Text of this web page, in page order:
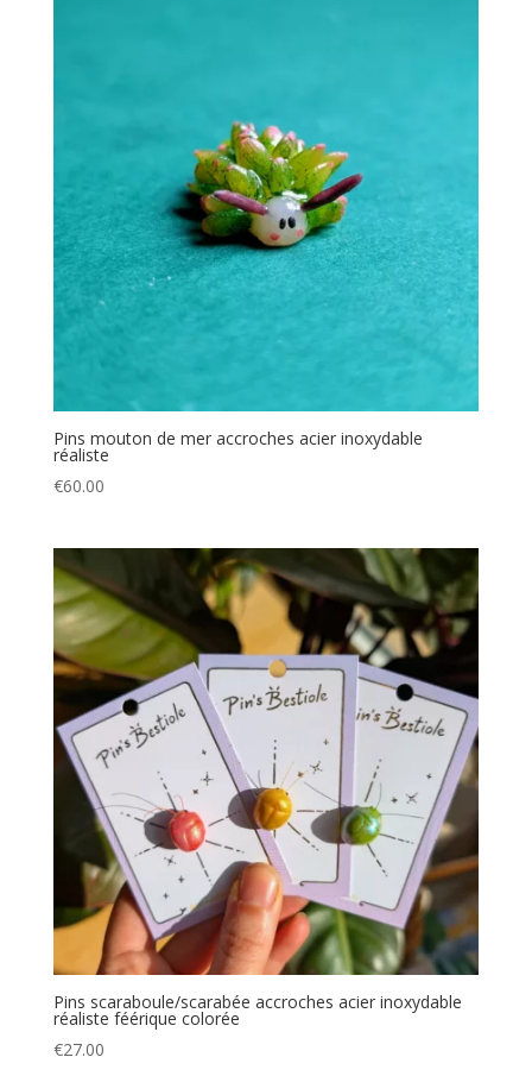
Pins mouton de mer accroches acier inoxydable
réaliste
€60.00
Pins scaraboule/scarabée accroches acier inoxydable
réaliste féérique colorée
€27.00